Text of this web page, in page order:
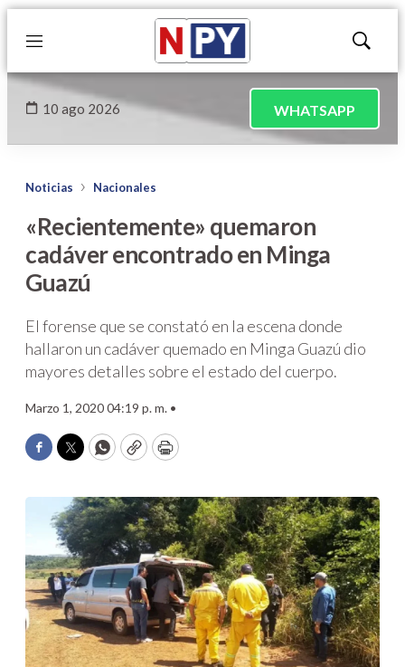
Menú
Mostrar
10 ago 2026 WHATSAPP
Noticias Nacionales
«Recientemente» quemaron
cadáver encontrado en Minga
Guazú
El forense que se constató en la escena donde
hallaron un cadáver quemado en Minga Guazú dio
mayores detalles sobre el estado del cuerpo.
Marzo 1, 2020 04:19 p. m. •
Facebook
TwitterWhatsApp
CopyPrint